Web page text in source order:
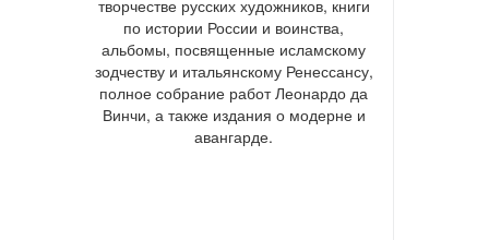
творчестве русских художников, книги
по истории России и воинства,
альбомы, посвященные исламскому
зодчеству и итальянскому Ренессансу,
полное собрание работ Леонардо да
Винчи, а также издания о модерне и
авангарде.